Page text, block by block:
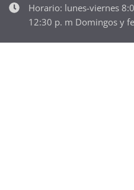
Horario: lunes-viernes
12:30 p. m Domingos y